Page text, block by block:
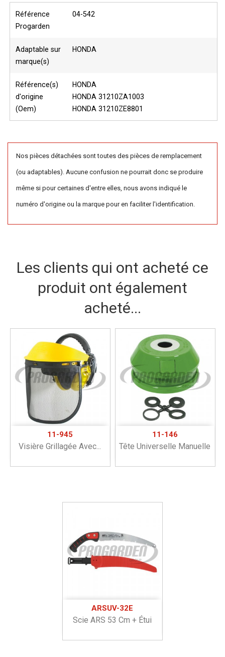
Référence
Progarden
04-542
Adaptable sur
marque(s)
HONDA
Référence(s)
d'origine
(Oem)
HONDA
HONDA 31210ZA1003
HONDA 31210ZE8801
Nos pièces détachées sont toutes des pièces de remplacement
(ou adaptables). Aucune confusion ne pourrait donc se produire
même si pour certaines d'entre elles, nous avons indiqué le
numéro d'origine ou la marque pour en faciliter l'identification.
Les clients qui ont acheté ce
produit ont également
acheté...
11-945
Visière Grillagée Avec...
11-146
Tête Universelle Manuelle
ARSUV-32E
Scie ARS 53 Cm + Étui